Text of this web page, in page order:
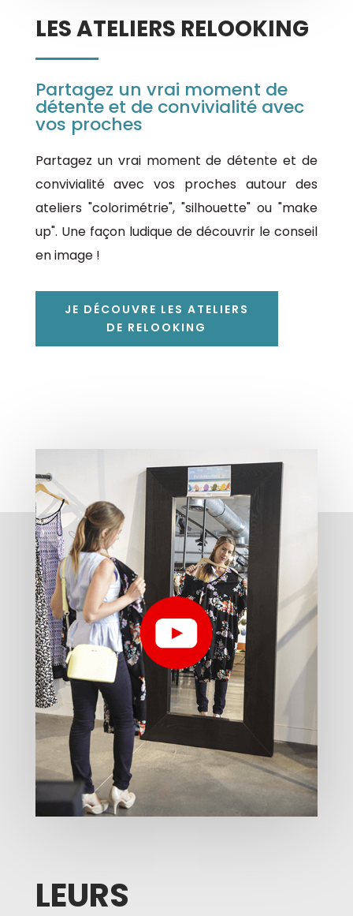
LES ATELIERS RELOOKING
Partagez un vrai moment de
détente et de convivialité avec
vos proches
Partagez un vrai moment de détente et de
convivialité avec vos proches autourdes
ateliers "colorimétrie", "silhouette" ou "make
up". Une façon ludique de découvrir le conseil
en image !
JE DÉCOUVRE LES ATELIERS
DE RELOOKING
LEURS